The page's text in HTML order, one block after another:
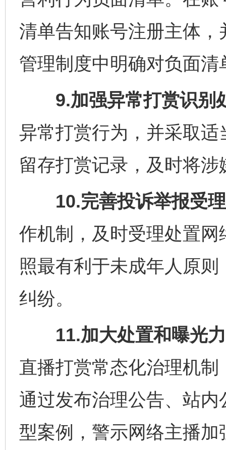
清单告知账号注册主体
管理制度中明确对负面
9.加强异常打赏识别
异常打赏行为，并采取
留存打赏记录，及时将
10.完善投诉举报受理
作机制，及时受理处置
照最有利于未成年人原
纠纷。
11.加大处置和曝光
直播打赏常态化治理机
通过发布治理公告、站
型案例，警示网络主播